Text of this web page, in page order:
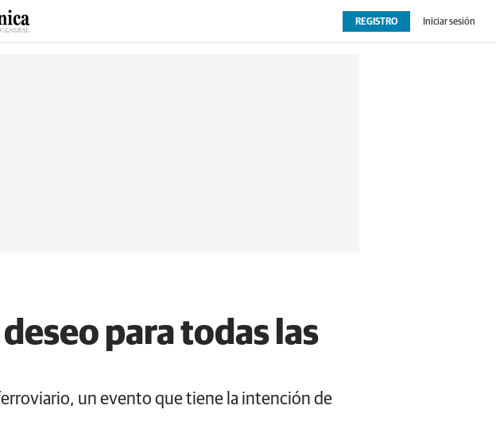
DEPORTES OPINIÓN EXTRAS
REGISTRO Iniciar sesión
para todas las
un evento que tiene la intención de